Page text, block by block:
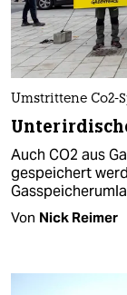
Umstrittene Co2-
Auch CO2 aus
gespeichert
Von Nick Reimer